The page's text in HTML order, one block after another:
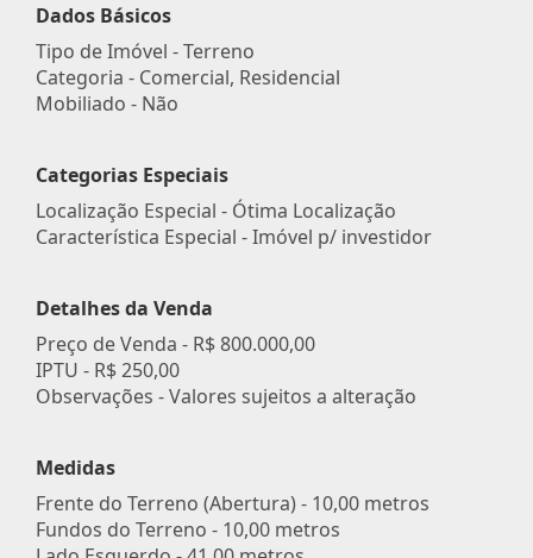
Dados Básicos
Tipo de Imóvel - Terreno
Categoria - Comercial, Residencial
Mobiliado - Não
Categorias Especiais
Localização Especial - Ótima Localização
Característica Especial - Imóvel p/ investidor
Detalhes da Venda
Preço de Venda - R$ 800.000,00
IPTU - R$ 250,00
Observações - Valores sujeitos a alteração
Medidas
Frente do Terreno (Abertura) - 10,00 metros
Fundos do Terreno - 10,00 metros